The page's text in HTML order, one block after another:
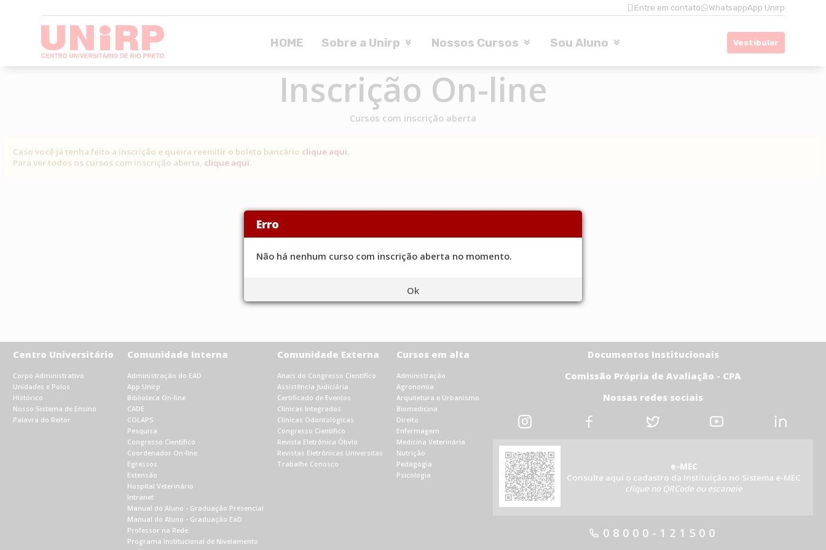
Entre em contato WhatsappApp Unirp
HOME Sobre a Unirp Nossos Cursos Sou Aluno Vestibular
Inscrição On-line
Cursos com inscrição aberta
Caso você já tenha feito a inscrição e queira reemitir o boleto bancário clique aqui.
Para ver todos os cursos com inscrição aberta, clique aqui.
Centro Universitário
Corpo Administrativo
Unidades e Polos
Histórico
Nosso Sistema de Ensino
Palavra do Reitor
Comunidade Interna
Administração do EAD
App Unirp
Biblioteca On-line
CADE
COLAPS
Pesquisa
Congresso Científico
Coordenador On-line
Egressos
Extensão
Hospital Veterinário
Intranet
Manual do Aluno - Graduação Presencial
Manual do Aluno - Graduação EaD
Professor na Rede
Programa Institucional de Nivelamento
Comunidade Externa
Anais do Congresso Científico
Assistência Judiciária
Certificado de Eventos
Clínicas Integradas
Clínicas Odontológicas
Congresso Científico
Revista Eletrônica Óbvio
Revistas Eletrônicas Universitas
Trabalhe Conosco
Cursos em alta
Administração
Agronomia
Arquitetura e Urbanismo
Biomedicina
Direito
Enfermagem
Medicina Veterinária
Nutrição
Pedagogia
Psicologia
Documentos Institucionais
Comissão Própria de Avaliação - CPA
Nossas redes sociais
e-MEC
Consulte aqui o cadastro da Instituição no Sistema e-MEC
clique no QRCode ou escaneie
08000-121500
Erro
Não há nenhum curso com inscrição aberta no momento.
Ok